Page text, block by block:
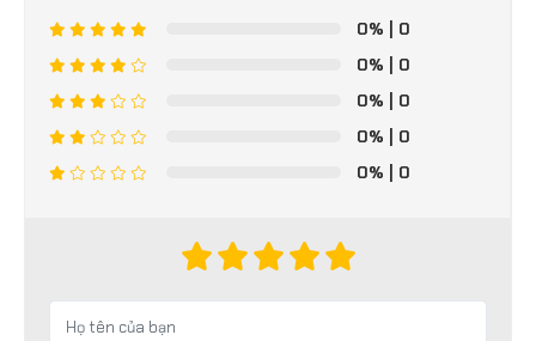
0% | 0
0% | 0
0% | 0
0% | 0
0% | 0